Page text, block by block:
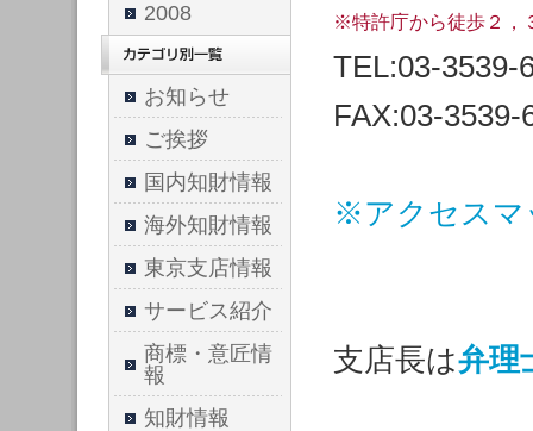
※特許庁から徒歩２，
TEL:03-3539-
FAX:03-3539-
※アクセスマ
支店長は弁
2008
お知らせ
ご挨拶
国内知財情報
海外知財情報
東京支店情報
サービス紹介
商標・意匠情
報
知財情報